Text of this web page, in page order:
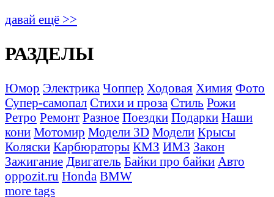
давай ещё >>
РАЗДЕЛЫ
Юмор Электрика Чоппер Ходовая Химия Фото
Супер-самопал Стихи и проза Стиль Рожи
Ретро Ремонт Разное Поездки Подарки Наши
кони Мотомир Модели 3D Модели Крысы
Коляски Карбюраторы КМЗ ИМЗ Закон
Зажигание Двигатель Байки про байки Авто
oppozit.ru Honda BMW
more tags